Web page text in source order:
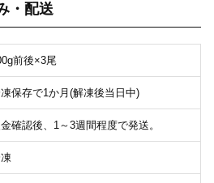
・配送
前後×3尾
保存で1か月(解凍後当日中)
金確認後、1～3週間程度で発送。